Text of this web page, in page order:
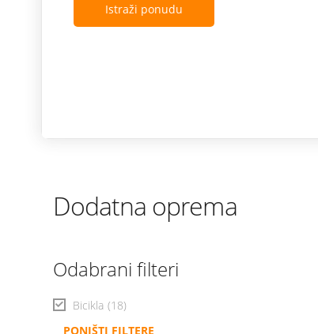
Istraži ponudu
Dodatna oprema
Odabrani filteri
Bicikla (18)
PONIŠTI FILTERE